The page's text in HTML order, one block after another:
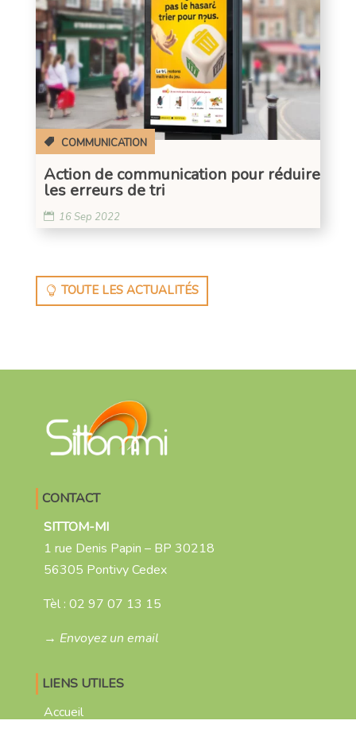
COMMUNICATION
Action de communication pour réduire
les erreurs de tri
16 Sep 2022
TOUTE LES ACTUALITÉS
CONTACT
SITTOM-MI
1 rue Denis Papin – BP 30218
56305 Pontivy Cedex
Tèl : 02 97 07 13 15
→ Envoyez un email
LIENS UTILES
Accueil